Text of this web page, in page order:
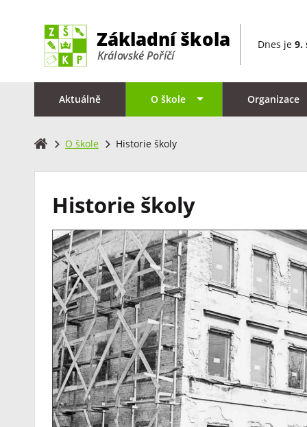
Dnes je 9.
Aktuálně O škole Organizace
O škole Historie školy
Historie školy